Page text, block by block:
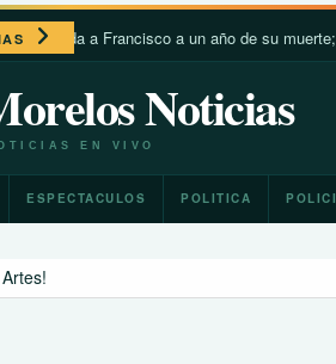
a Francisco a un año de su muerte;
Noticias
EN VIVO
ESPECTACULOS POLITICA